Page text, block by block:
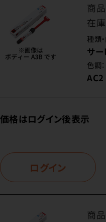
商品
在庫
種類
サー
色調：
AC2
価格はログイン後表示
ログイン
商品